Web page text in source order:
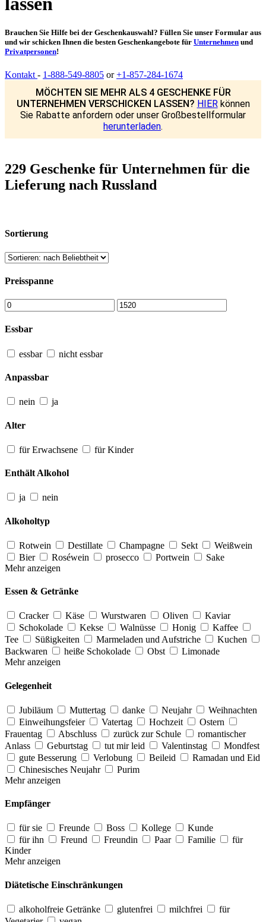
Brauchen Sie Hilfe bei der Geschenkauswahl? Füllen Sie unser Formular aus
und wir schicken Ihnen die besten Geschenkangebote für Unternehmen und
Privatpersonen!
Kontakt - 1-888-549-8805 or+1-857-284-1674
MÖCHTEN SIE MEHR ALS 4 GESCHENKE FÜR
UNTERNEHMEN VERSCHICKEN LASSEN? HIERkönnen
Sie Rabatte anfordern oder unser Großbestellformular
herunterladen.
229 Geschenke für Unternehmen für die
Lieferung nach Russland
Sortierung
Preisspanne
Essbar
essbar nicht essbar
Anpassbar
nein ja
Alter
für Erwachsene für Kinder
Enthält Alkohol
ja nein
Alkoholtyp
Rotwein Destillate Champagne Sekt
Weißwein
Bier
Roséwein prosecco Portwein
Sake
Mehr anzeigen
Essen & Getränke
Cracker Käse Wurstwaren Oliven
Kaviar
Schokolade
Kekse Walnüsse Honig
Kaffee
Tee
Süßigkeiten Marmeladen und Aufstriche
Kuchen
Backwaren
heiße Schokolade Obst
Limonade
Mehr anzeigen
Gelegenheit
Jubiläum Muttertag danke Neujahr
Weihnachten
Einweihungsfeier
Vatertag Hochzeit
Ostern
Frauentag
Abschluss zurück zur Schule
romantischer
Anlass
Geburtstag tut mir leid Valentinstag
Mondfest
gute Besserung
Verlobung Beileid
Ramadan und Eid
Chinesisches Neujahr
Purim
Mehr anzeigen
Empfänger
für sie Freunde Boss Kollege
Kunde
für ihn
Freund Freundin Paar Familie
für
Kinder
Mehr anzeigen
Diätetische Einschränkungen
alkoholfreie Getränke glutenfrei milchfrei
für